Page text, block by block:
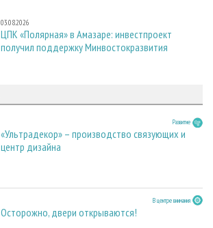
03.08.2026
ЦПК «Полярная» в Амазаре: инвестпроект
получил поддержку Минвостокразвития
Развитие
«Ультрадекор» – производство связующих и
центр дизайна
В центре внимания
Осторожно, двери открываются!